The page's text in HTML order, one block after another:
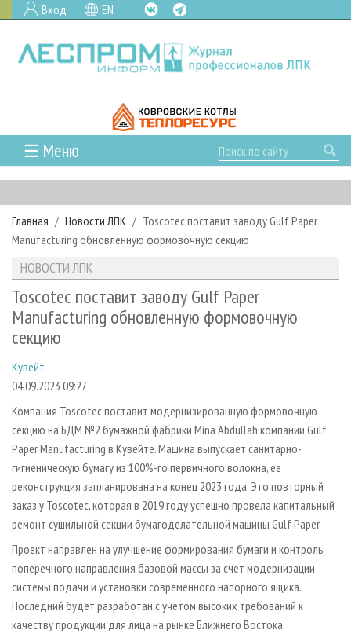
Вход EN
☰ Меню
ГЛАВНАЯ
РУБРИКИ И ТЕМЫ
РУБРИКИ ЖУРНАЛА
ЛЕСОЗАГОТОВКА
ЛЕСОПИЛЕНИЕ
ДЕРЕВООБРАБОТКА
СУШКА ДРЕВЕСИНЫ
ПРОИЗВОДСТВО ДРЕВЕСНЫХ ПЛИТ
ДЕРЕВЯННОЕ ДОМОСТРОЕНИЕ
ПРОИЗВОДСТВО МЕБЕЛИ
БИОЭНЕРГЕТИКА
ЦБП
ИНСТРУМЕНТ И МАТЕРИАЛЫ
НОВОСТИ
НОВОСТИ ЛПК
НОВОСТИ ЖУРНАЛА
НОВОСТИ КОМПАНИЙ
ПРОЕКТЫ ЛПИ
АНАЛИТИКА
ПРЕДПРИЯТИЯ ЛПК
ЛЕСНЫЕ РЕГИОНЫ РОССИИ
ПЕРСОНЫ
МОБИЛЬНЫЕ ВЫСТАВКИ
ОФИЦИАЛЬНЫЕ ДЕЛЕГАЦИИ
ПРИОРИТЕТНЫЕ ИНВЕСТПРОЕКТЫ
RUSSIAN FORESTRY REVIEW
ГАЗЕТА ЛЕСПРОМФОРУМ
БИБЛИОТЕКА СПЕЦИАЛИСТА
АРХИВ
АРХИВ ЖУРНАЛОВ
СТАТЬИ
О ЖУРНАЛЕ
ПОДПИСКА
КОНТАКТЫ
РЕКЛАМОДАТЕЛЯМ
РЕКЛАМА
РЕКЛАМА НА САЙТЕ
Главная Новости ЛПК
Toscotec поставит заводу Gulf Paper
Manufacturing обновленную формовочную секцию
НОВОСТИ ЛПК
Toscotec поставит заводу Gulf Paper
Manufacturing обновленную формовочную
секцию
Кувейт
04.09.2023 09:27
Компания Toscotec поставит модернизированную формовочную
секцию на БДМ №2 бумажной фабрики Mina Abdullah компании Gulf
Paper Manufacturing в Кувейте. Машина выпускает санитарно-
гигиеническую бумагу из 100%-го первичного волокна, ее
реконструкция запланирована на конец 2023 года. Это повторный
заказ у Toscotec, которая в 2019 году успешно провела капитальный
ремонт сушильной секции бумагоделательной машины Gulf Paper.
Проект направлен на улучшение формирования бумаги и контроль
поперечного направления базовой массы за счет модернизации
системы подачи и установки современного напорного ящика.
Последний будет разработан с учетом высоких требований к
качеству продукции для лица на рынке Ближнего Востока.